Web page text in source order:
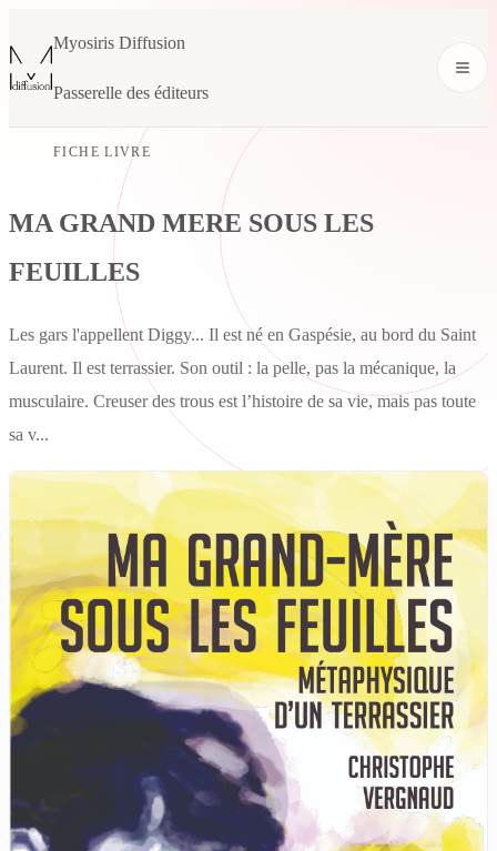
Myosiris Diffusion
Passerelle des éditeurs
FICHE LIVRE
MA GRAND MERE SOUS LES
FEUILLES
Les gars l'appellent Diggy... Il est né en Gaspésie, au bord du Saint
Laurent. Il est terrassier. Son outil : la pelle, pas la mécanique, la
musculaire. Creuser des trous est l’histoire de sa vie, mais pas toute
sa v...